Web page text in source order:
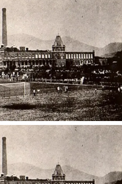
transição
democrática